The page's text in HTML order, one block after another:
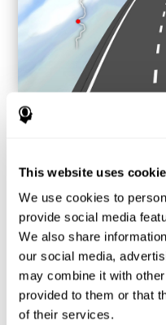
This website uses
We use cookies to
provide social media
We also share
our social media,
may combine it with
provided to them or that
of their services.
من نفس لون السيارة.
اللون"
على أسلوب أركادي ينشّط
وبالانزلاق على المنحنيات
الفكر هذا وتطوّر لعبة مسلية
وتدريب المهارات المعرفية.